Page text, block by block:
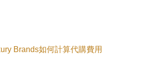
Brands如何計算代購費用